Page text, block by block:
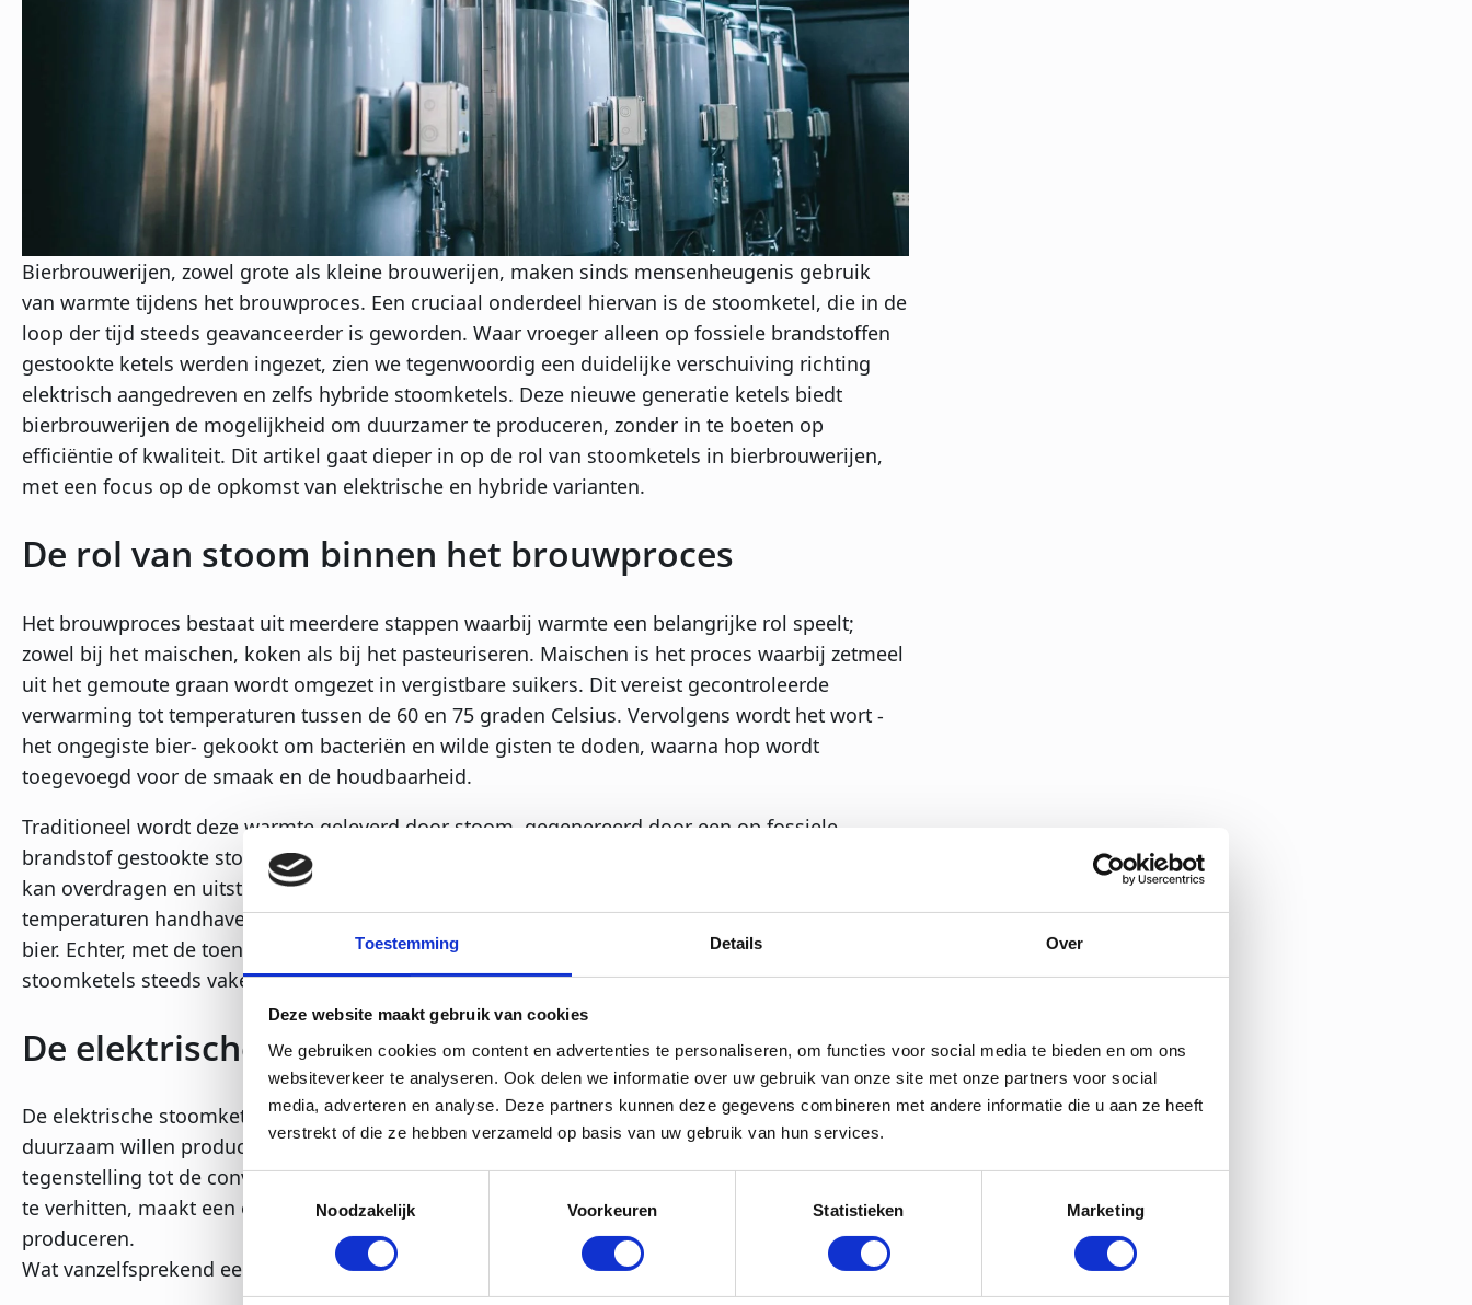
Toestemming Details Over
Deze website maakt gebruik van cookies
We gebruiken cookies om content en advertenties te personaliseren, om functies voor social media te bieden en om ons
websiteverkeer te analyseren. Ook delen we informatie over uw gebruik van onze site met onze partners voor social
media, adverteren en analyse. Deze partners kunnen deze gegevens combineren met andere informatie die u aan ze heeft
verstrekt of die ze hebben verzameld op basis van uw gebruik van hun services.
Toestemmingsselectie
Noodzakelijk
Voorkeuren Statistieken Marketing
Bierbrouwerijen, zowel grote als kleine brouwerijen, maken sinds mensenheugenis gebruik
van warmte tijdens het brouwproces. Een cruciaal onderdeel hiervan is de stoomketel, die in de
loop der tijd steeds geavanceerder is geworden. Waar vroeger alleen op fossiele brandstoffen
gestookte ketels werden ingezet, zien we tegenwoordig een duidelijke verschuiving richting
elektrisch aangedreven en zelfs hybride stoomketels. Deze nieuwe generatie ketels biedt
bierbrouwerijen de mogelijkheid om duurzamer te produceren, zonder in te boeten op
efficiëntie of kwaliteit. Dit artikel gaat dieper in op de rol van stoomketels in bierbrouwerijen,
met een focus op de opkomst van elektrische en hybride varianten.
De rol van stoom binnen het brouwproces
Het brouwproces bestaat uit meerdere stappen waarbij warmte een belangrijke rol speelt;
zowel bij het maischen, koken als bij het pasteuriseren. Maischen is het proces waarbij zetmeel
uit het gemoute graan wordt omgezet in vergistbare suikers. Dit vereist gecontroleerde
verwarming tot temperaturen tussen de 60 en 75 graden Celsius. Vervolgens wordt het wort -
het ongegiste bier- gekookt om bacteriën en wilde gisten te doden, waarna hop wordt
toegevoegd voor de smaak en de houdbaarheid.
Traditioneel wordt deze warmte geleverd door stoom, gegenereerd door een op fossiele
brandstof gestookte stoomketel. Stoom heeft als groot voordeel dat het doeltreffend warmte
kan overdragen en uitstekend regelbaar is. Met stoom kunnen brouwers de exacte
temperaturen handhaven gedurende het hele proces, wat cruciaal is voor de kwaliteit van het
bier. Echter, met de toenemende druk om duurzamer te produceren, staan de traditionele
stoomketels steeds vaker ter discussie.
De elektrische stoomketel en de voordelen
De elektrische stoomketel biedt een veelbelovende technologie voor bierbrouwerijen die
duurzaam willen produceren met zo min mogelijk negatieve impact op het milieu. In
tegenstelling tot de conventionele stoomketel, waarbij aardgas of stookolie nodig is om water
te verhitten, maakt een elektrische stoomketel gebruik van elektriciteit om dezelfde stoom te
produceren.
Wat vanzelfsprekend een aantal duidelijke voordelen biedt: